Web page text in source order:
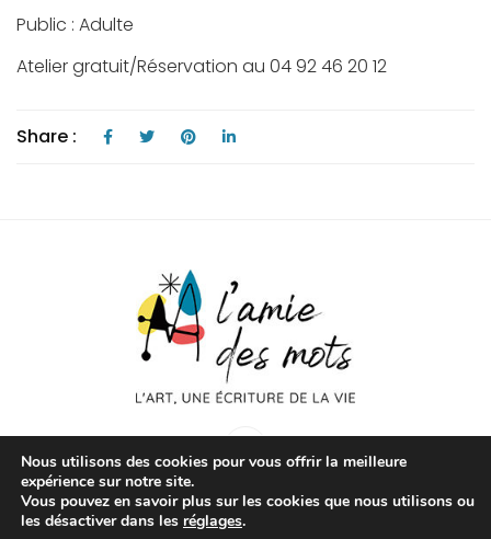
Public : Adulte
Atelier gratuit/Réservation au 04 92 46 20 12
Share :
Nous utilisons des cookies pour vous offrir la meilleure
expérience sur notre site.
Vous pouvez en savoir plus sur les cookies que nous utilisons ou
les désactiver dans les réglages.